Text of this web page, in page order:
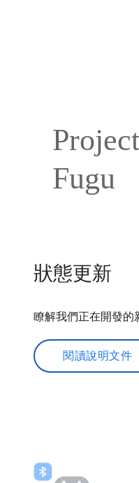
狀態更新
瞭解我們正在開發的
閱讀說明文件